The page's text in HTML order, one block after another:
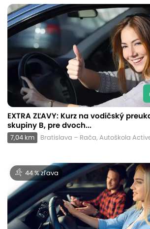
EXTRA ZĽAVY: Kurz na vodičský
skupiny B, pre dvoch...
7,04 km Bratislava – Rača, Autoškola
44 % zľava